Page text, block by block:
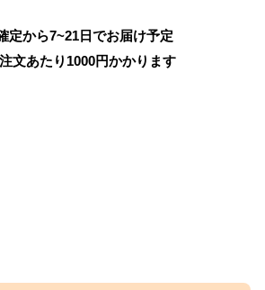
定から7~21日でお届け予定
文あたり 1000円かかります